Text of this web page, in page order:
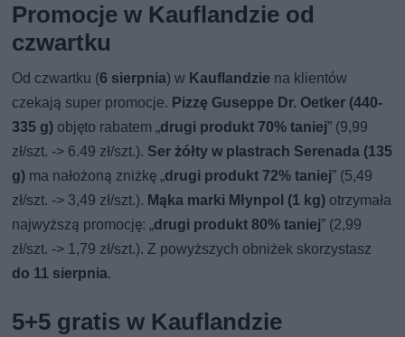
Promocje w Kauflandzie od
czwartku
Od czwartku (6 sierpnia) w Kauflandzie na klientów
czekają super promocje. Pizzę Guseppe Dr. Oetker (440-
335 g) objęto rabatem „drugi produkt 70% taniej” (9,99
zł/szt. -> 6.49 zł/szt.). Ser żółty w plastrach Serenada (135
g) ma nałożoną zniżkę „drugi produkt 72% taniej” (5,49
zł/szt. -> 3,49 zł/szt.). Mąka marki Młynpol (1 kg) otrzymała
najwyższą promocję: „drugi produkt 80% taniej” (2,99
zł/szt. -> 1,79 zł/szt.). Z powyższych obniżek skorzystasz
do 11 sierpnia.
5+5 gratis w Kauflandzie